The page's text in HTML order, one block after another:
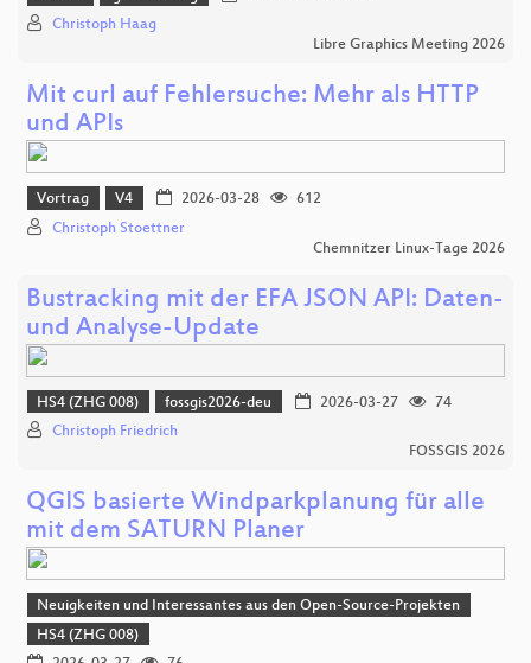
Christoph Haag
Libre Graphics Meeting 2026
Mit curl auf Fehlersuche: Mehr als HTTP
und APIs
Vortrag V4 2026-03-28
612
Christoph Stoettner
Chemnitzer Linux-Tage 2026
Bustracking mit der EFA JSON API: Daten-
und Analyse-Update
HS4 (ZHG 008) fossgis2026-deu 2026-03-27
74
Christoph Friedrich
FOSSGIS 2026
QGIS basierte Windparkplanung für alle
mit dem SATURN Planer
Neuigkeiten und Interessantes aus den Open-Source-Projekten
HS4 (ZHG 008)